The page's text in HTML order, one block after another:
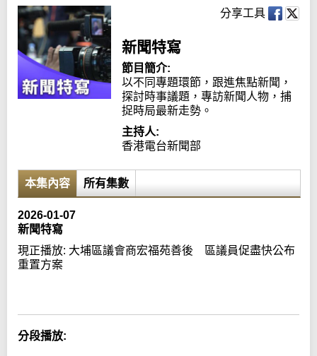
h
分享工具
新聞特寫
節目簡介:
以不同專題環節，跟進焦點新聞，
探討時事議題，專訪新聞人物，捕
捉時局最新走勢。
主持人:
香港電台新聞部
本集內容 所有集數
2026-01-07
新聞特寫
現正播放: 大埔區議會商宏福苑善後 區議員促盡快公布
重置方案
分段播放: